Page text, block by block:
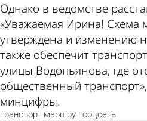
Однако в ведомстве
«Уважаемая Ирина!
утверждена и изменению
также обеспечит
улицы Водопьянова, где
общественный
минцифры.
транспорт маршрут соцсеть